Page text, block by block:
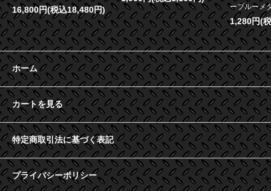
16,800円(税込18,480円)
ーブルーメ
1,280円(
ホーム
カートを見る
特定商取引法に基づく表記
プライバシーポリシー